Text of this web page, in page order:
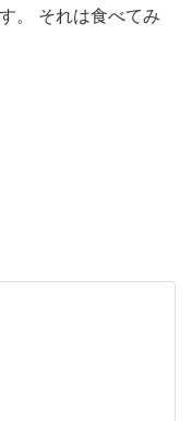
。 それは食べてみ